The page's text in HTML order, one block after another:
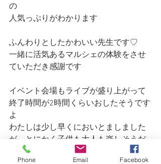
の
人気っぷりがわかります
ふんわりとしたかわいい先生です♡
一緒に活気あるマルシェの体験をさせ
ていただき感謝です
イベント会場もライブが盛り上がって
終了時間が2時間くらいおしたそうです
よ
わたしは少し早くにおいとましました
が、とにかく子供も大人も楽しそうだ
ったのが印象的でした
Phone Email Facebook